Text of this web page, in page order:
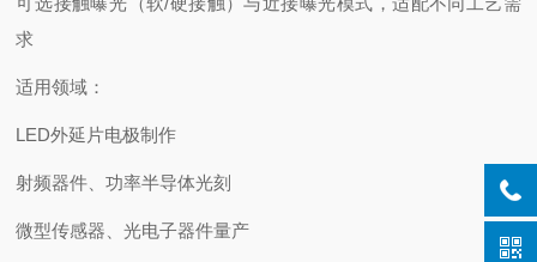
求
‌适用领域‌：
LED外延片电极制作
射频器件、功率半导体光刻
微型传感器、光电子器件量产